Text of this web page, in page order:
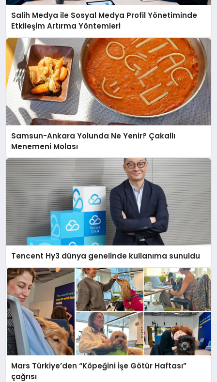
Salih Medya ile Sosyal Medya Profil Yönetiminde
Etkileşim Artırma Yöntemleri
Samsun-Ankara Yolunda Ne Yenir? Çakallı
Menemeni Molası
Tencent Hy3 dünya genelinde kullanıma sunuldu
Mars Türkiye’den “Köpeğini İşe Götür Haftası”
çağrısı